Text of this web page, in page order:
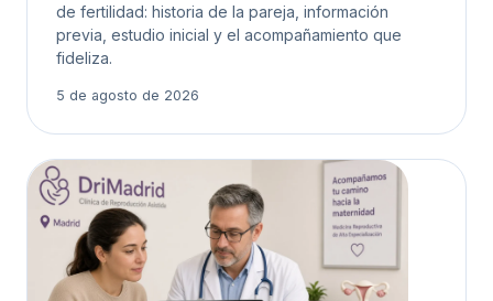
de fertilidad: historia de la pareja, información
previa, estudio inicial y el acompañamiento que
fideliza.
5 de agosto de 2026